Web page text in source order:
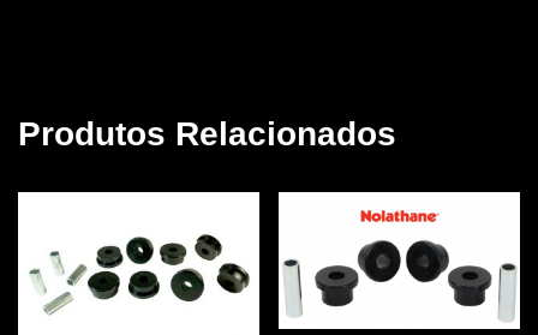
Produtos Relacionados